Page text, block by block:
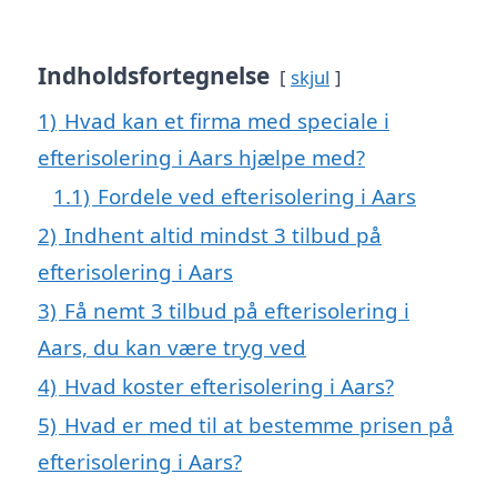
Indholdsfortegnelse skjul
1) Hvad kan et firma med speciale i
efterisolering i Aars hjælpe med?
1.1) Fordele ved efterisolering i Aars
2) Indhent altid mindst 3 tilbud på
efterisolering i Aars
3) Få nemt 3 tilbud på efterisolering i
Aars, du kan være tryg ved
4) Hvad koster efterisolering i Aars?
5) Hvad er med til at bestemme prisen på
efterisolering i Aars?